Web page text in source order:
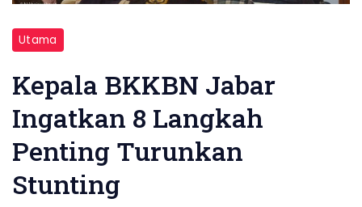
Perwakilan
Jabar
Fazar
Supriadi
membuka
Utama
Kepala BKKBN Jabar
Ingatkan 8 Langkah
Penting Turunkan
Stunting